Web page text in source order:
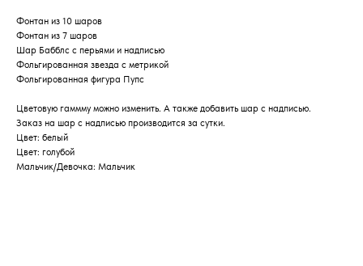
Фонтан из 10 шаров
Фонтан из 7 шаров
Шар Бабблс с перьями и надписью
Фольгированная звезда с метрикой
Фольгированная фигура Пупс
Цветовую гаммму можно изменить. А также добавить шар с надписью.
Заказ на шар с надписью производится за сутки.
Цвет: белый
Цвет: голубой
Мальчик/Девочка: Мальчик